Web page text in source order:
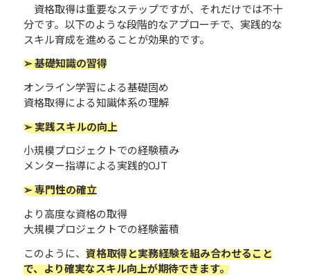
資格取得は重要なステップですが、それだけでは不十
分です。以下のような段階的なアプローチで、実践的な
スキル育成を進めることが効果的です。
➢ 基礎知識の習得
オンライン学習による基礎固め
資格取得による知識体系の理解
➢ 実践スキルの向上
小規模プロジェクトでの経験積み
メンター指導による実践的OJT
➢ 専門性の確立
より高度な資格の取得
大規模プロジェクトでの経験蓄積
このように、 資格取得と実務経験を組み合わせること
で、より確実なスキル向上が期待できます。